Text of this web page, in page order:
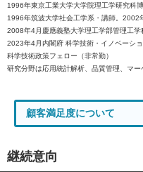
1996年東京工業大学大学院理工学研究科
1996年筑波大学社会工学系・講師。2002
2008年4月慶應義塾大学理工学部管理工
2023年4月内閣府 科学技術・イノベーシ
科学技術政策フェロー（非常勤）
研究分野は応用統計解析、品質管理、マー
顧客満足度について
継続意向